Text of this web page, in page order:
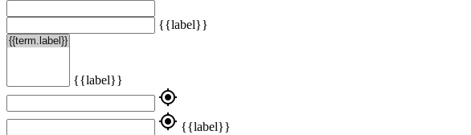
{{label}}
{{label}}
my_location
my_location {{label}}